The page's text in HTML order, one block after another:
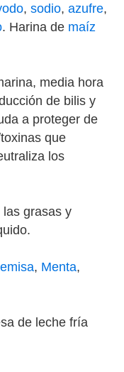
, sodio, azufre,
. Harina de maíz
media hora
de bilis y
a proteger de
que
los
grasas y
, Menta,
de leche fría